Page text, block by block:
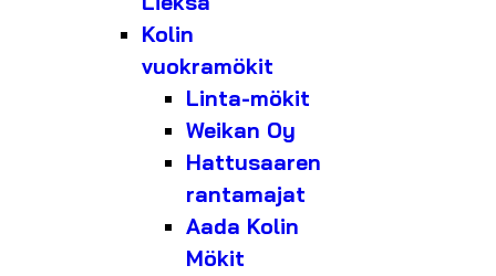
Kolin
vuokramökit
Linta-mökit
Weikan Oy
Hattusaaren
rantamajat
Aada Kolin
Mökit